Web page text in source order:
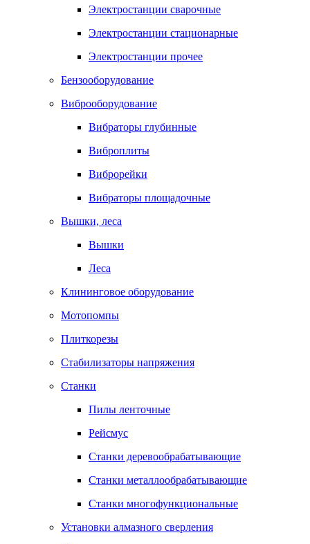
Электростанции сварочные
Электростанции стационарные
Электростанции прочее
Бензооборудование
Виброоборудование
Вибраторы глубинные
Виброплиты
Виброрейки
Вибраторы площадочные
Вышки, леса
Вышки
Леса
Клининговое оборудование
Мотопомпы
Плиткорезы
Стабилизаторы напряжения
Станки
Пилы ленточные
Рейсмус
Станки деревообрабатывающие
Станки металлообрабатывающие
Станки многофункциональные
Установки алмазного сверления